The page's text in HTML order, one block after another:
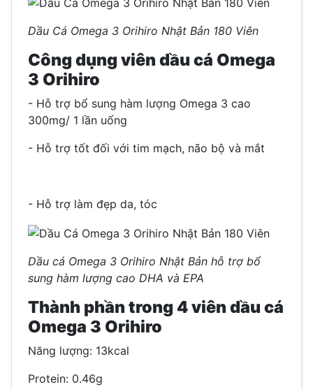
Dầu Cá Omega 3 Orihiro Nhật Bản 180 Viên
Công dụng viên dầu cá Omega
3 Orihiro
- Hỗ trợ bổ sung hàm lượng Omega 3 cao
300mg/ 1 lần uống
- Hỗ trợ tốt đối với tim mạch, não bộ và mắt
- Hỗ trợ làm đẹp da, tóc
Dầu cá Omega 3 Orihiro Nhật Bản hỗ trợ bổ
sung hàm lượng cao DHA và EPA
Thành phần trong 4 viên dầu cá
Omega 3 Orihiro
Năng lượng: 13kcal
Protein: 0.46g